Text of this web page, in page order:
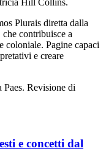
Plurais diretta dalla
che contribuisce a
coloniale. Pagine capaci
e creare
Revisione di
e concetti dal